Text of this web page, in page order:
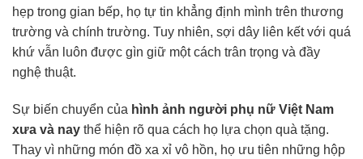
hẹp trong gian bếp, họ tự tin khẳng định mình trên thương
trường và chính trường. Tuy nhiên, sợi dây liên kết với quá
khứ vẫn luôn được gìn giữ một cách trân trọng và đầy
nghệ thuật.
Sự biến chuyển của hình ảnh người phụ nữ Việt Nam
xưa và nay thể hiện rõ qua cách họ lựa chọn quà tặng.
Thay vì những món đồ xa xỉ vô hồn, họ ưu tiên những hộp